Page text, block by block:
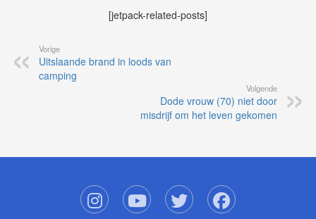
[jetpack-related-posts]
Vorige
Uitslaande brand in loods van
camping
Volgende
Dode vrouw (70) niet door
misdrijf om het leven gekomen